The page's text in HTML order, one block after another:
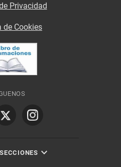
Privacidad
de Cookies